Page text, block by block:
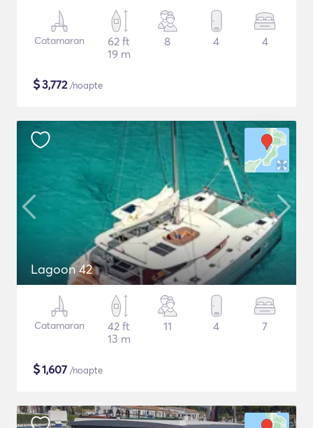
Catamaran
62 ft
19 m
8 4 4
$3,772/noapte
Lagoon 42
Catamaran
42 ft
13 m
11 4 7
$1,607 /noapte